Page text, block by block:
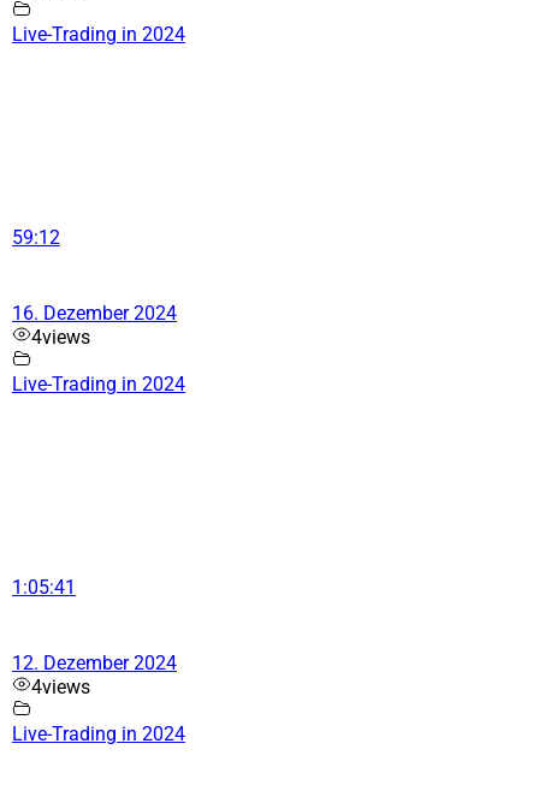
Live-Trading in 2024
59:12
16. Dezember 2024
4views
Live-Trading in 2024
1:05:41
12. Dezember 2024
4views
Live-Trading in 2024